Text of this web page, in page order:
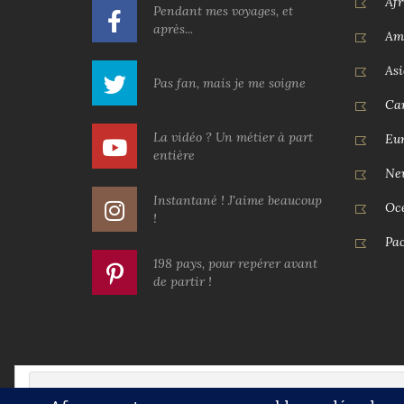
Pendant mes voyages, et
après...
Pas fan, mais je me soigne
La vidéo ? Un métier à part
entière
Instantané ! J'aime beaucoup
!
198 pays, pour repérer avant
de partir !